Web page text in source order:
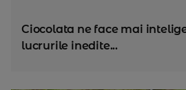
Ciocolata ne face mai
lucrurile inedite...